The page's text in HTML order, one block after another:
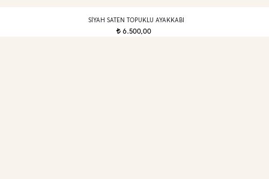
SIYAH SATEN TOPUKLU AYAKKABI
t 6.500,00